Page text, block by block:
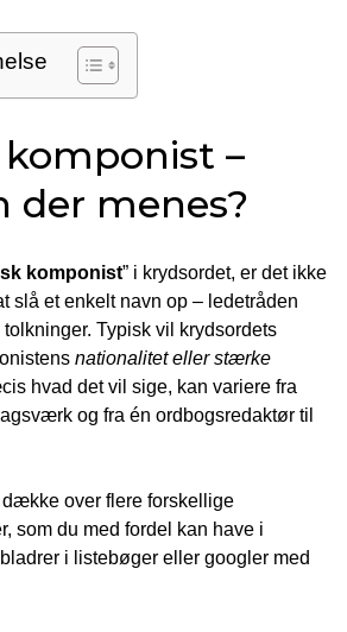
–
der menes?
komponist” i krydsordet, er det ikke
slå et enkelt navn op – ledetråden
Typisk vil krydsordets
nationalitet eller stærke
hvad det vil sige, kan variere fra
og fra én ordbogs­redaktør til
dække over flere forskellige
som du med fordel kan have i
i listebøger eller googler med